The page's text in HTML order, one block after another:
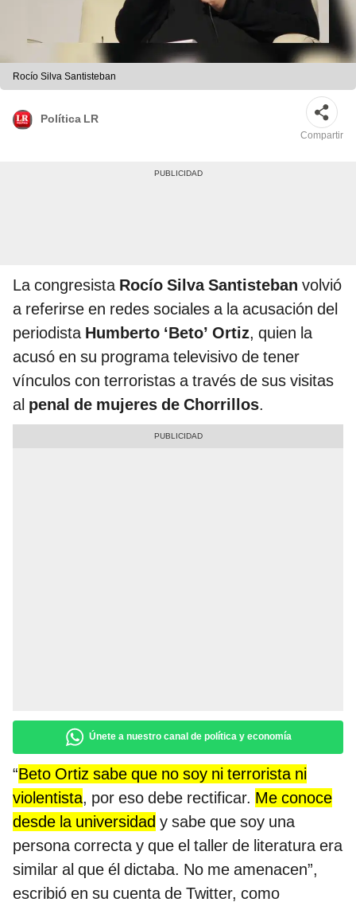
Rocío Silva Santisteban
Política LR
Compartir
La congresista Rocío Silva Santisteban volvió
a referirse en redes sociales a la acusación del
periodista Humberto ‘Beto’ Ortiz, quien la
acusó en su programa televisivo de tener
vínculos con terroristas a través de sus visitas
al penal de mujeres de Chorrillos.
Únete a nuestro canal de política y economía
“Beto Ortiz sabe que no soy ni terrorista ni
violentista, por eso debe rectificar. Me conoce
desde la universidad y sabe que soy una
persona correcta y que el taller de literatura era
similar al que él dictaba. No me amenacen”,
escribió en su cuenta de Twitter, como